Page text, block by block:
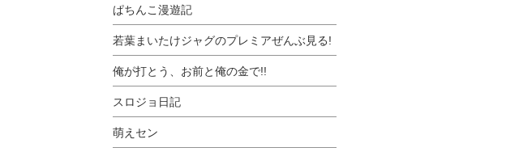
ぱちんこ漫遊記
若葉まいたけジャグのプレミアぜんぶ見る!
俺が打とう、お前と俺の金で!!
スロジョ日記
萌えセン